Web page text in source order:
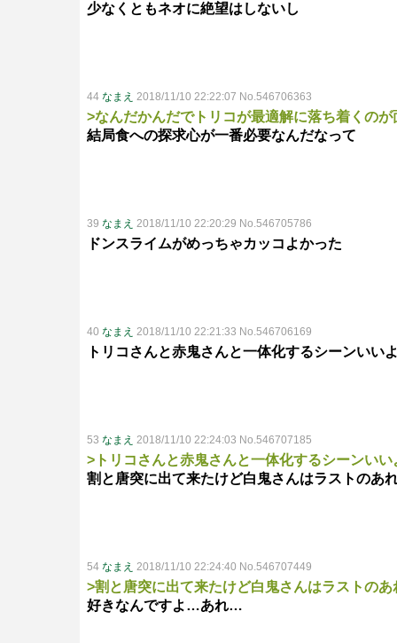
少なくともネオに絶望はしないし
44 なまえ 2018/11/10 22:22:07 No.546706363
>なんだかんだでトリコが最適解に落ち着くのが
結局食への探求心が一番必要なんだなって
39 なまえ 2018/11/10 22:20:29 No.546705786
ドンスライムがめっちゃカッコよかった
40 なまえ 2018/11/10 22:21:33 No.546706169
トリコさんと赤鬼さんと一体化するシーンいい
53 なまえ 2018/11/10 22:24:03 No.546707185
>トリコさんと赤鬼さんと一体化するシーンい
割と唐突に出て来たけど白鬼さんはラストのあ
54 なまえ 2018/11/10 22:24:40 No.546707449
>割と唐突に出て来たけど白鬼さんはラストの
好きなんですよ…あれ…